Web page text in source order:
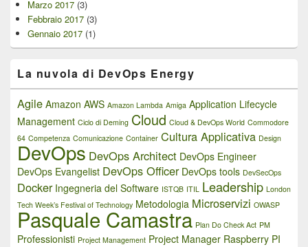
Marzo 2017 (3)
Febbraio 2017 (3)
Gennaio 2017 (1)
La nuvola di DevOps Energy
Agile Amazon AWS Amazon Lambda Amiga Application Lifecycle
Management Ciclo di Deming Cloud Cloud & DevOps World Commodore
64 Competenza Comunicazione Container Cultura Applicativa Design
DevOps DevOps Architect DevOps Engineer
DevOps Evangelist DevOps Officer DevOps tools DevSecOps
Docker Ingegneria del Software ISTQB ITIL Leadership London
Tech Week’s Festival of Technology Metodologia Microservizi OWASP
Pasquale Camastra Plan Do Check Act PM
Professionisti Project Management Project Manager Raspberry PI